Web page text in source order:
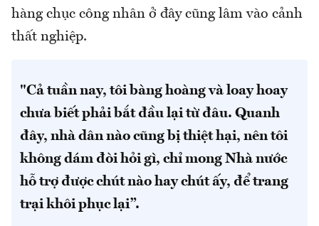
hàng chục công nhân ở đây cũng lâm vào cảnh
thất nghiệp.
"Cả tuần nay, tôi bàng hoàng và loay hoay
chưa biết phải bắt đầu lại từ đâu. Quanh
đây, nhà dân nào cũng bị thiệt hại, nên tôi
không dám đòi hỏi gì, chỉ mong Nhà nước
hỗ trợ được chút nào hay chút ấy, để trang
trại khôi phục lại”.